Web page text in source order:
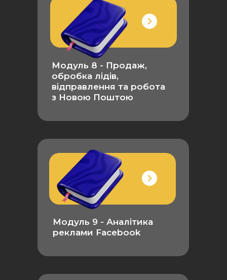
Модуль 8 - Продаж,
обробка лідів,
відправлення та робота
з Новою Поштою
Модуль 9 - Аналітика
реклами Facebook